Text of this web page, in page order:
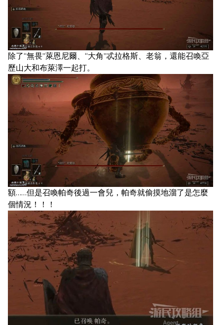
除了“無畏”萊恩尼爾、“大角”忒拉格斯、老翁，還能召喚亞
歷山大和布萊澤一起打。
額……但是召喚帕奇後過一會兒，帕奇就偷摸地溜了是怎麼
個情況！！！